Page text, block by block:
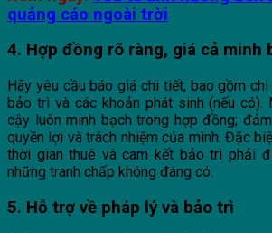
quảng cáo ngoài trời
4. Hợp đồng rõ ràng, giá cả minh
Hãy yêu cầu báo giá chi tiết, bao gồm
bảo trì và các khoản phát sinh (nếu
cậy luôn minh bạch trong hợp đồng;
quyền lợi và trách nhiệm của mình. Đặc
thời gian thuê và cam kết bảo trì phải
những tranh chấp không đáng có.
5. Hỗ trợ về pháp lý và bảo trì